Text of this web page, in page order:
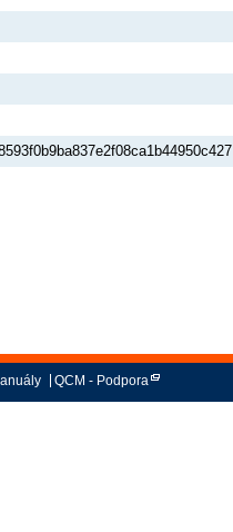
QCM - Podpora